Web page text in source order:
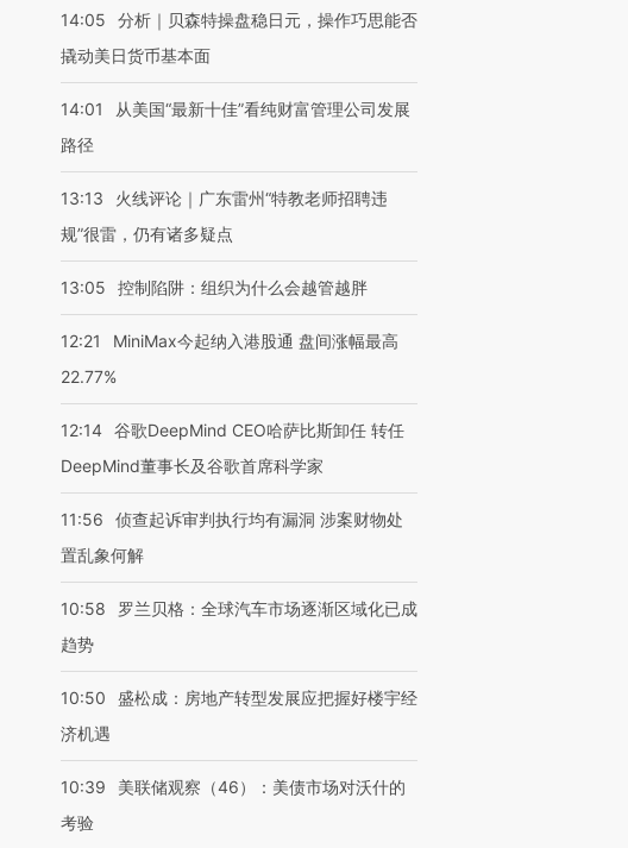
14:05
分析｜贝森特操盘稳日元，操作巧思能否
撬动美日货币基本面
14:01
从美国“最新十佳”看纯财富管理公司发展
路径
13:13
火线评论｜广东雷州“特教老师招聘违
规”很雷，仍有诸多疑点
13:05 控制陷阱：组织为什么会越管越胖
12:21
MiniMax今起纳入港股通 盘间涨幅最高
22.77%
12:14 谷歌DeepMind CEO哈萨比斯卸任 转任
DeepMind董事长及谷歌首席科学家
11:56
侦查起诉审判执行均有漏洞 涉案财物处
置乱象何解
10:58
罗兰贝格：全球汽车市场逐渐区域化已成
趋势
10:50
盛松成：房地产转型发展应把握好楼宇经
济机遇
10:39
美联储观察（46）：美债市场对沃什的
考验